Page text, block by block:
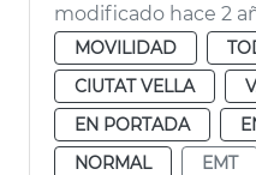
modificado hace 2
MOVILIDAD
CIUTAT VELLA
EN PORTADA
NORMAL
EMT